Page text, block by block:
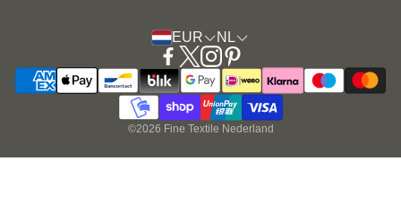
EUR NL
©2026 Fine Textile Nederland